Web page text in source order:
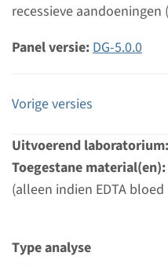
recessieve aandoeningen
Panel versie:DG-5.0.0
Vorige versies
Uitvoerend laboratorium:
Toegestane material(en):
(alleen indien EDTA
Type analyse